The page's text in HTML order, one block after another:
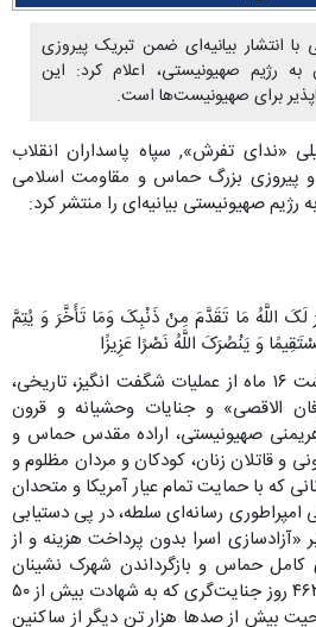
با انتشار بیانیه‌ای ضمن تبریک پیروزی
صهیونیستی، اعلام کرد: این
برای صهیونیست‌ها است.
«ندای تفرش», سپاه پاسداران انقلاب
پیروزی بزرگ حماس و مقاومت اسلامی
صهیونیستی بیانیه‌ای را منتشر کرد:
لَکَ اللَّهُ مَا تَقَدَّمَ مِنْ ذَنْبِکَ وَمَا تَأَخَّرَ وَ یُتِمَّ
وَ یَنْصُرَکَ اللَّهُ نَصْرًا عَزِیزًا
خدای بزرگ را شاکریم با گذشت ۱۶ ماه از عملیات شگفت انگیز، تاریخی،
الاقصی» و جنایات وحشیانه و قرون
صهیونیستی، اراده مقدس حماس و
و قاتلان زنان، کودکان و مردان مظلوم و
که با حمایت تمام عیار آمریکا و متحدان
امپراطوری رسانه‌ای سلطه، در پی دستیابی
«آزادسازی اسرا بدون پرداخت هزینه و از
کامل حماس و بازگرداندن شهرک نشینان
شمالی» بودند؛ اینک پس از ۴۶۳ روز جنایت‌گری که به شهادت بیش از ۵۰
بیش از صدها هزار تن دیگر از ساکنین